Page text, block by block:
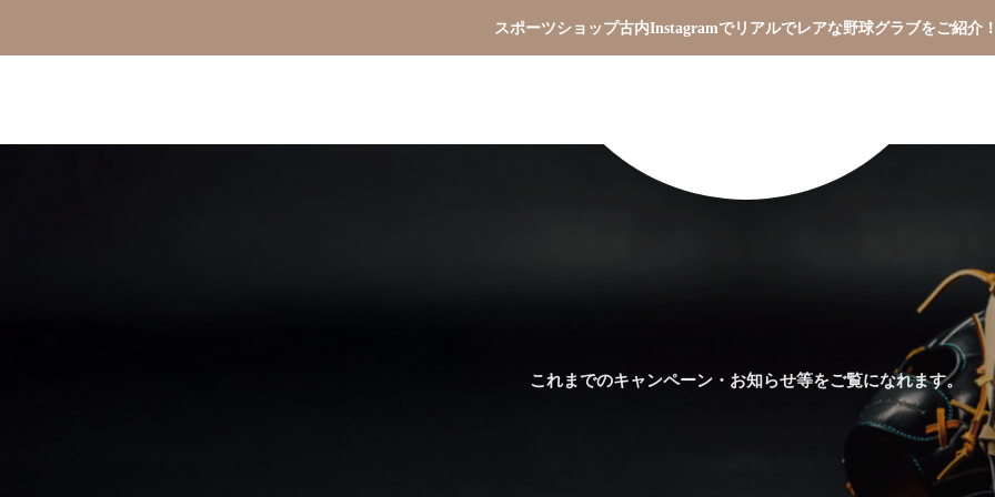
スポーツショップ古内Instagramでリアルでレアな野球グラブをご紹介
これまでのキャンペーン・お知らせ等をご覧になれます。